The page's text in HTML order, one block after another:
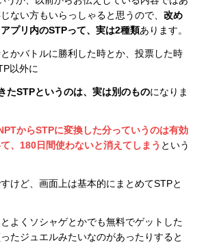
ない方もいらっしゃると思うので、改め
プリ内のSTPって、実は2種類あります。
かバトルに勝利した時とか、投票した時
以外に
たSTPというのは、実は別のものになりま
からSTPに変換した分っていうのは有効
、180日間使わないと消えてしまう という
けど、画面上は基本的にまとめてSTPと
よくソシャゲとかでも無料でゲットした
たジュエルみたいなのがあったりすると